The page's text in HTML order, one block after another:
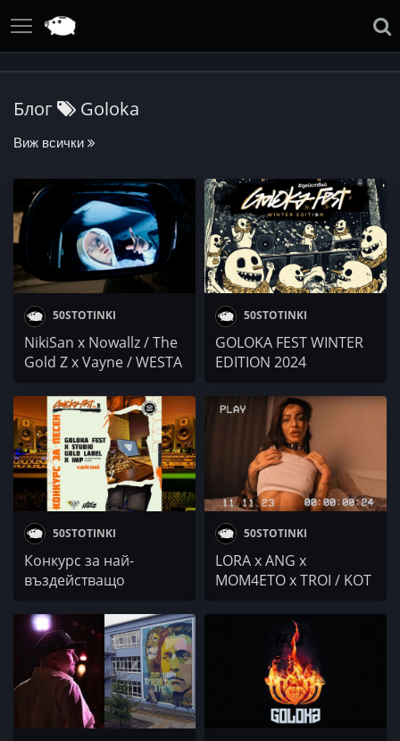
Блог Goloka
Виж всички
50STOTINKI
NikiSan x Nowallz / The
Gold Z x Vayne / WESTA
Хлапето / Goloka
50STOTINKI
GOLOKA FEST WINTER
EDITION 2024
50STOTINKI
Конкурс за най-
въздействащо
GOLOKA FEST 5
50STOTINKI
LORA x ANG x
MOM4ETO x TROI / KOT
Neznaen x Vanya
Triffonova / Михаела
Филева / GOLOKA